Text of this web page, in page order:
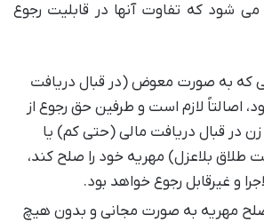
شود که تفاوت آنها در قابلیت رجوع
که به صورت معوض (در قبال دریافت
اصالتاً لازم است و طرفین حق رجوع از
زن در قبال دریافت مالی (حتی کم) یا
طلاق بلاعزل) مهریه خود را صلح کند،
و غیرقابل رجوع خواهد بود.
مهریه به صورت مجانی و بدون هیچ